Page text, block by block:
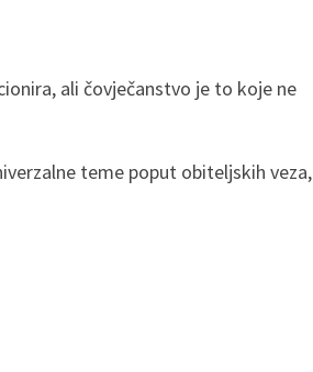
ali čovječanstvo je to koje ne
teme poput obiteljskih veza,